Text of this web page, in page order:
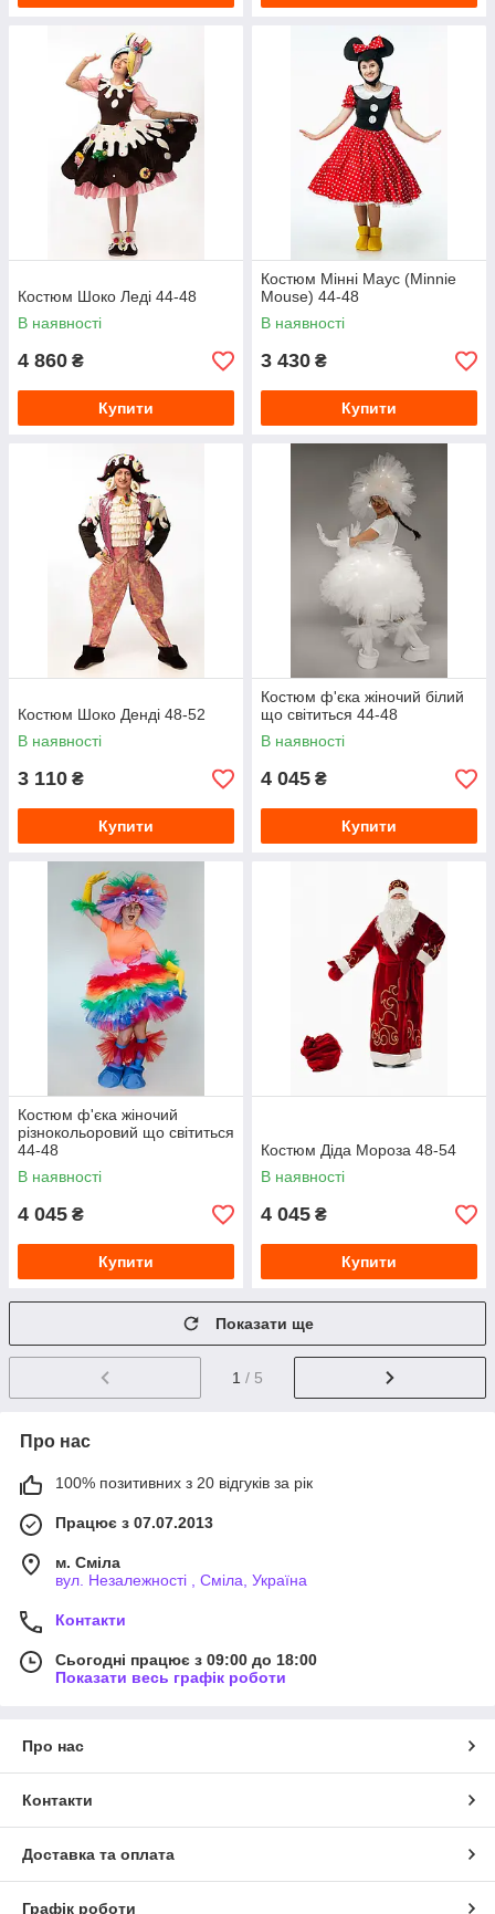
Костюм Шоко Леді 44-48
В наявності
4 860 ₴
Купити
Костюм Мінні Маус (Minnie
Mouse) 44-48
В наявності
3 430 ₴
Купити
Костюм Шоко Денді 48-52
В наявності
3 110 ₴
Купити
Костюм ф'єка жіночий білий
що світиться 44-48
В наявності
4 045 ₴
Купити
Костюм ф'єка жіночий
різнокольоровий що світиться
44-48
В наявності
4 045 ₴
Купити
Костюм Діда Мороза 48-54
В наявності
4 045 ₴
Купити
Показати ще
1 / 5
Про нас
100% позитивних з 20 відгуків за рік
Працює з 07.07.2013
м. Сміла
вул. Незалежності , Сміла, Україна
Контакти
Сьогодні працює з 09:00 до 18:00
Показати весь графік роботи
Про нас
Контакти
Доставка та оплата
Графік роботи